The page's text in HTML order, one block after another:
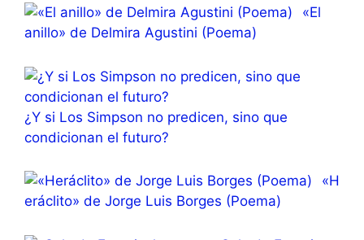
«El
anillo» de Delmira Agustini (Poema)
¿Y si Los Simpson no predicen, sino que
condicionan el futuro?
«H
eráclito» de Jorge Luis Borges (Poema)